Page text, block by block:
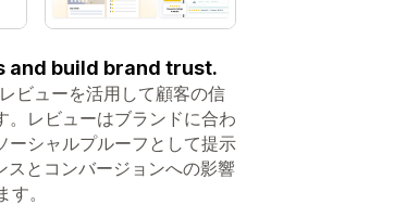
and build brand trust.
ビューを活用して顧客の信
。レビューはブランドに合わ
ーシャルプルーフとして提示
スとコンバージョンへの影響
。